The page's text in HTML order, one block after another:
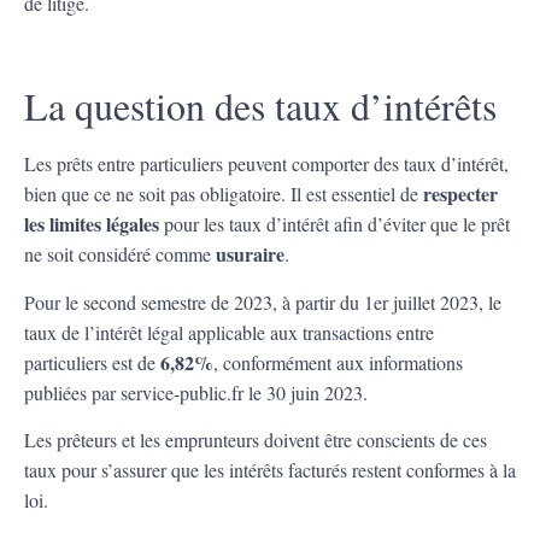
La question des taux d’intérêts
Les prêts entre particuliers peuvent comporter des taux d’intérêt,
bien que ce ne soit pas obligatoire. Il est essentiel derespecter
les limites légalespour les taux d’intérêt afin d’éviter que le prêt
ne soit considéré commeusuraire.
Pour le second semestre de 2023, à partir du 1er juillet 2023, le
taux de l’intérêt légal applicable aux transactions entre
particuliers est de6,82%, conformément aux informations
publiées par service-public.fr le 30 juin 2023.
Les prêteurs et les emprunteurs doivent être conscients de ces
taux pour s’assurer que les intérêts facturés restent conformes à la
loi.